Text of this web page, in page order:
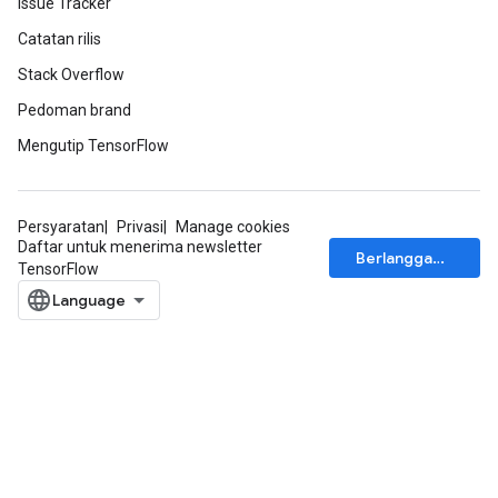
Catatan rilis
Stack Overflow
Pedoman brand
Mengutip TensorFlow
Persyaratan Privasi
Manage cookies
Daftar untuk menerima newsletter
TensorFlow
Berlangganan